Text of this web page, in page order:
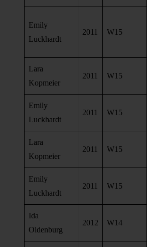
Emily
Luckhardt
2011 W15
Lara
Kopmeier
2011 W15
Emily
Luckhardt
2011 W15
Lara
Kopmeier
2011 W15
Emily
Luckhardt
2011 W15
Ida
Oldenburg
2012 W14